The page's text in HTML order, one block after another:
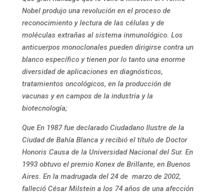
Nobel produjo una revolución en el proceso de
reconocimiento y lectura de las células y de
moléculas extrañas al sistema inmunológico. Los
anticuerpos monoclonales pueden dirigirse contra un
blanco específico y tienen por lo tanto una enorme
diversidad de aplicaciones en diagnósticos,
tratamientos oncológicos, en la producción de
vacunas y en campos de la industria y la
biotecnología;
Que En 1987 fue declarado Ciudadano Ilustre de la
Ciudad de Bahía Blanca y recibió el título de Doctor
Honoris Causa de la Universidad Nacional del Sur. En
1993 obtuvo el premio Konex de Brillante, en Buenos
Aires. En la madrugada del 24 de marzo de 2002,
falleció César Milstein a los 74 años de una afección